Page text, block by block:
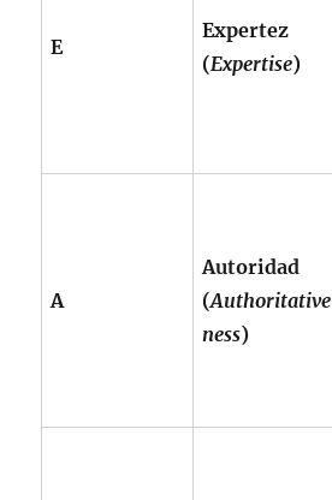
E
Expertez
(Expertise)
A
Autoridad
(Authoritative
ness)